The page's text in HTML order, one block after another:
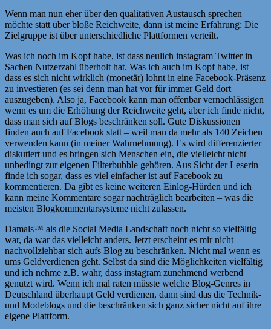
Wenn man nun eher über den qualitativen Austausch sprechen
möchte statt über bloße Reichweite, dann ist meine Erfahrung: Die
Zielgruppe ist über unterschiedliche Plattformen verteilt.
Was ich noch im Kopf habe, ist dass neulich instagram Twitter in
Sachen Nutzerzahl überholt hat. Was ich auch im Kopf habe, ist
dass es sich nicht wirklich (monetär) lohnt in eine Facebook-Präsenz
zu investieren (es sei denn man hat vor für immer Geld dort
auszugeben). Also ja, Facebook kann man offenbar vernachlässigen
wenn es um die Erhöhung der Reichweite geht, aber ich finde nicht,
dass man sich auf Blogs beschränken soll. Gute Diskussionen
finden auch auf Facebook statt – weil man da mehr als 140 Zeichen
verwenden kann (in meiner Wahrnehmung). Es wird differenzierter
diskutiert und es bringen sich Menschen ein, die vielleicht nicht
unbedingt zur eigenen Filterbubble gehören. Aus Sicht der Leserin
finde ich sogar, dass es viel einfacher ist auf Facebook zu
kommentieren. Da gibt es keine weiteren Einlog-Hürden und ich
kann meine Kommentare sogar nachträglich bearbeiten – was die
meisten Blogkommentarsysteme nicht zulassen.
Damals™ als die Social Media Landschaft noch nicht so vielfältig
war, da war das vielleicht anders. Jetzt erscheint es mir nicht
nachvollziehbar sich aufs Blog zu beschränken. Nicht mal wenn es
ums Geldverdienen geht. Selbst da sind die Möglichkeiten vielfältig
und ich nehme z.B. wahr, dass instagram zunehmend werbend
genutzt wird. Wenn ich mal raten müsste welche Blog-Genres in
Deutschland überhaupt Geld verdienen, dann sind das die Technik-
und Modeblogs und die beschränken sich ganz sicher nicht auf ihre
eigene Plattform.